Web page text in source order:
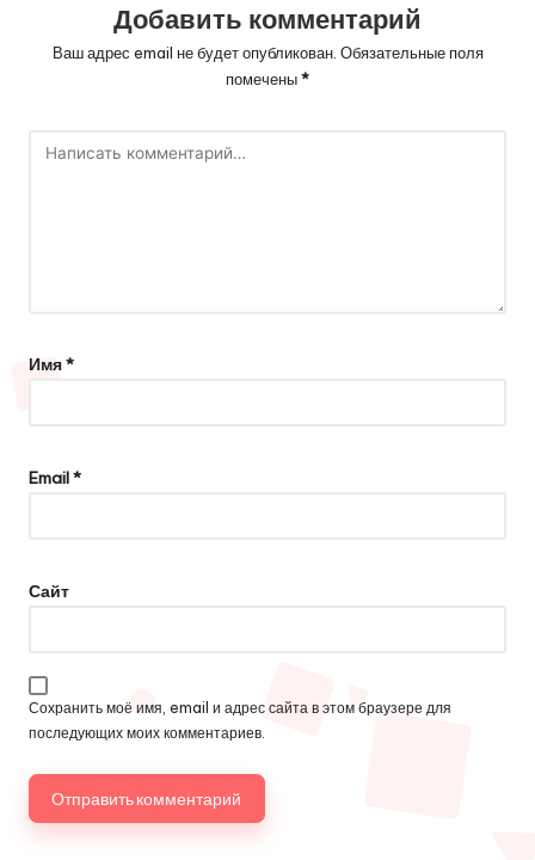
Добавить комментарий
Ваш адрес email не будет опубликован. Обязательные поля
помечены*
Имя*
Email*
Сайт
Сохранить моё имя, email и адрес сайта в этом браузере для
последующих моих комментариев.